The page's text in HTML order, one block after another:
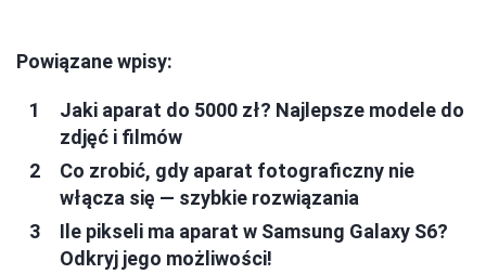
Powiązane wpisy:
Jaki aparat do 5000 zł? Najlepsze modele do
zdjęć i filmów
Co zrobić, gdy aparat fotograficzny nie
włącza się — szybkie rozwiązania
Ile pikseli ma aparat w Samsung Galaxy S6?
Odkryj jego możliwości!